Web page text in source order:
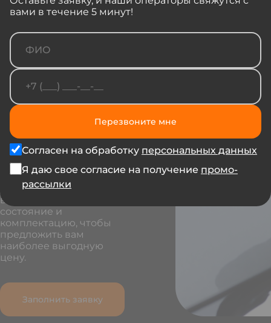
вами в течение 5 минут!
Перезвоните мне
Согласен на обработку персональных данных
Я даю свое согласие на получение промо-
рассылки
автомобиля
Продайте нам старый
автомобиль и забудьте
о нем. Мы покупаем
практически все авто в
любом состоянии. Мы
учтем все особенности
вашего автомобиля,
состояние и
комплектацию, чтобы
предложить вам
наиболее выгодную
цену.
Заполнить заявку